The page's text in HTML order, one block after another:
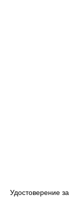
Удостоверение